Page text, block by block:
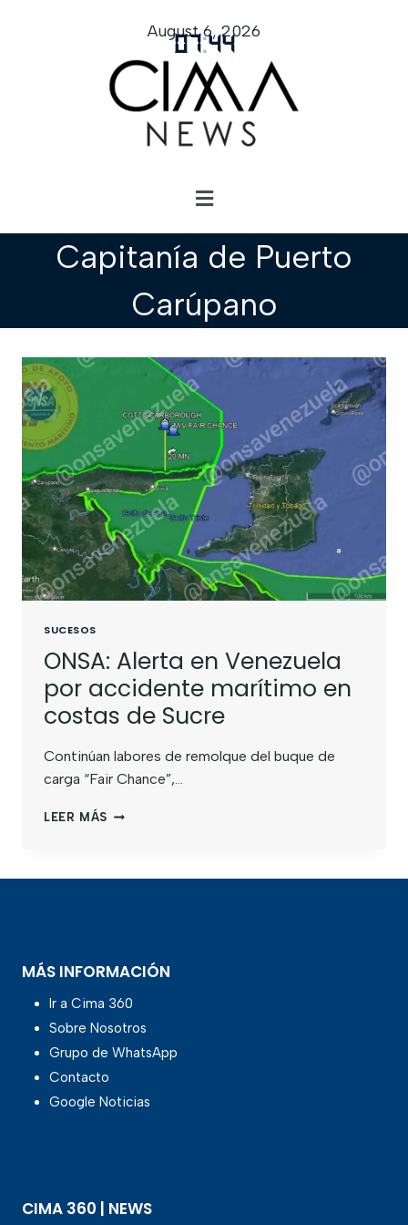
07:44
August 6, 2026
Capitanía de Puerto
Carúpano
SUCESOS
ONSA: Alerta en Venezuela
por accidente marítimo en
costas de Sucre
Continúan labores de remolque del buque de
carga “Fair Chance”,…
LEER MÁS
MÁS INFORMACIÓN
Ir a Cima 360
Sobre Nosotros
Grupo de WhatsApp
Contacto
Google Noticias
CIMA 360 | NEWS